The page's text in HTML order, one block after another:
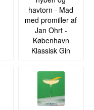
havtorn - Mad
med promiller af
Jan Ohrt -
København
Klassisk Gin